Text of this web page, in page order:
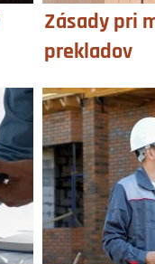
Zásady pri
prekladov